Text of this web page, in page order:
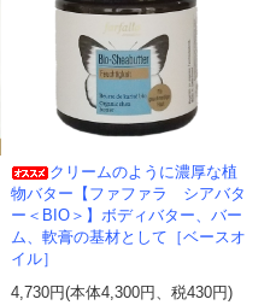
クリームのように濃厚な植
物バター【ファファラ シアバタ
ー＜BIO＞】ボディバター、バー
ム、軟膏の基材として［ベースオ
イル］
4,730円(本体4,300円、税430円)